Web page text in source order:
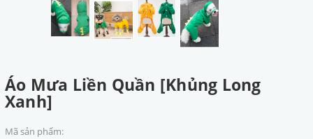
Áo Mưa Liền Quần [Khủng Long
Xanh]
Mã sản phẩm: